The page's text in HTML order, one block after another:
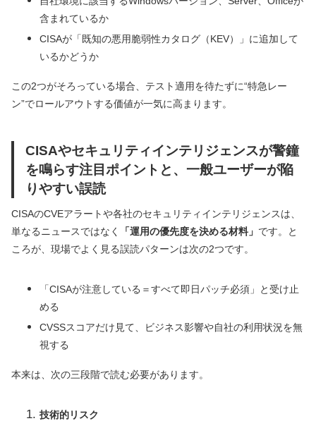
含まれているか
CISAが「既知の悪用脆弱性カタログ（KEV）」に追加して
いるかどうか
この2つがそろっている場合、テスト適用を待たずに“特急レー
ン”でロールアウトする価値が一気に高まります。
CISAやセキュリティインテリジェンスが警鐘
を鳴らす注目ポイントと、一般ユーザーが陥
りやすい誤読
CISAのCVEアラートや各社のセキュリティインテリジェンスは、
単なるニュースではなく
「運用の優先度を決める材料」 です。と
ころが、現場でよく見る誤読パターンは次の2つです。
「CISAが注意している＝すべて即日パッチ必須」と受け止
める
CVSSスコアだけ見て、ビジネス影響や自社の利用状況を無
視する
本来は、次の三段階で読む必要があります。
技術的リスク